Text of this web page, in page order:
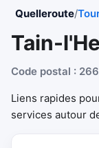
Quelleroute/
Tain-
Code postal :
Liens rapides
services autour